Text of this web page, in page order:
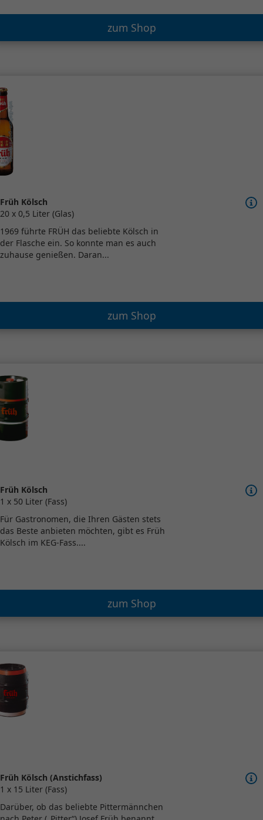
zum Shop
Früh Kölsch
20 x 0,5 Liter (Glas)
1969 führte FRÜH das beliebte Kölsch in
der Flasche ein. So konnte man es auch
zuhause genießen. Daran...
zum Shop
Früh Kölsch
1 x 50 Liter (Fass)
Für Gastronomen, die Ihren Gästen stets
das Beste anbieten möchten, gibt es Früh
Kölsch im KEG-Fass....
zum Shop
Früh Kölsch (Anstichfass)
1 x 15 Liter (Fass)
Darüber, ob das beliebte Pittermännchen